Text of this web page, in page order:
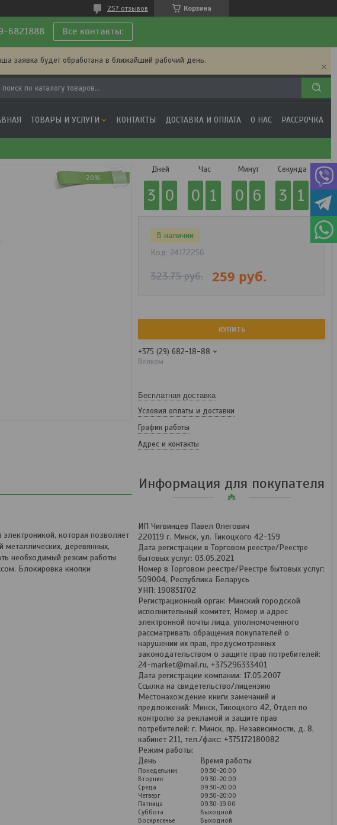
Корзина
257 отзывов
6821888 Все контакты:
заявка будет обработана в ближайший рабочий день.
ТОВАРЫ И УСЛУГИ КОНТАКТЫ ДОСТАВКА И ОПЛАТА О НАС РАССРОЧКА
-20%
которая позволяет
деревянных,
необходимый режим работы
Блокировка кнопки
Дней
3 0
Час
0 1
Минут
0 6
Секунда
3 1
В наличии
Код: 24172256
323,75руб. 259 руб.
КУПИТЬ
+375 (29) 682-18-88
Велком
Бесплатная доставка
Условия оплаты и доставки
График работы
Адрес и контакты
Информация для покупателя
ИП Чигвинцев Павел Олегович
220119 г. Минск, ул. Тикоцкого 42-159
Дата регистрации в Торговом реестре/Реестре
бытовых услуг: 03.05.2021
Номер в Торговом реестре/Реестре бытовых услуг:
509004, Республика Беларусь
УНП: 190831702
Регистрационный орган: Минский городской
исполнительный комитет, Номер и адрес
электронной почты лица, уполномоченного
рассматривать обращения покупателей о
нарушении их прав, предусмотренных
законодательством о защите прав потребителей:
24-market@mail.ru, +375296333401
Дата регистрации компании: 17.05.2007
Ссылка на свидетельство/лицензию
Местонахождение книги замечаний и
предложений: Минск, Тикоцкого 42, Отдел по
контролю за рекламой и защите прав
потребителей: г. Минск, пр. Независимости, д. 8,
кабинет 211, тел./факс: +375172180082
Режим работы:
День
Время работы
Понедельник
09:30-20:00
Вторник
09:30-20:00
Среда
09:30-20:00
Четверг
09:30-20:00
Пятница
09:30-19:00
Суббота
Выходной
Воскресенье
Выходной